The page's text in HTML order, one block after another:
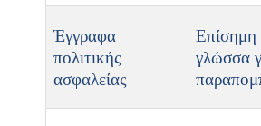
Έγγραφα
πολιτικής
ασφαλείας
Επίσημη
γλώσσα